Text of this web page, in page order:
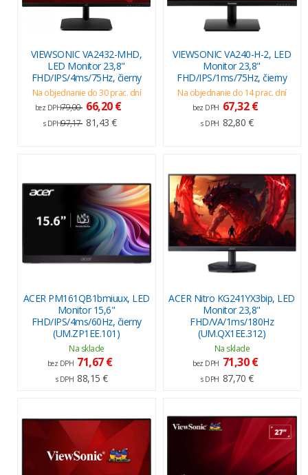
VIEWSONIC VA2432-MHD,
LED Monitor 23,8"
FHD/IPS/4ms/75Hz, čierny
Na objednanie do 30 prac. dní
bez DPH79,00 66,20 €
s DPH97,17 81,43 €
VIEWSONIC VA240-H-2, LED
Monitor 23,8"
FHD/IPS/1ms/75Hz, čierny
Na objednanie do 14 prac. dní
bez DPH 67,32 €
s DPH 82,80 €
ACER PM161QB1bmiuux, LED
Monitor 15,6"
FHD/IPS/4ms/60Hz, čierny
(UM.ZP1EE.101)
Na sklade
bez DPH 71,67 €
s DPH 88,15 €
ACER Nitro KG241YX3bip, LED
Monitor 23,8"
FHD/VA/1ms/180Hz
(UM.QX1EE.312)
Na sklade
bez DPH 71,30 €
s DPH 87,70 €